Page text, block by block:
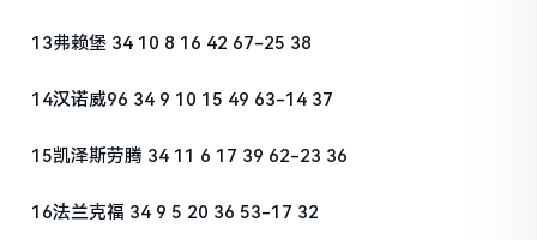
13弗赖堡 34 10 8 16 42 67-25 38
14汉诺威96 34 9 10 15 49 63-14 37
15凯泽斯劳腾 34 11 6 17 39 62-23 36
16法兰克福 34 9 5 20 36 53-17 32